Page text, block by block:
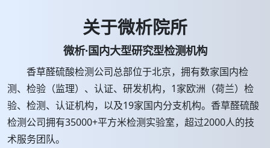
关于微析院所
微析·国内大型研究型检测机构
香草醛硫酸检测公司总部位于北京，拥有数家国内检
测、检验（监理）、认证、研发机构，1家欧洲（荷兰）检
验、检测、认证机构，以及19家国内分支机构。香草醛硫酸
检测公司拥有35000+平方米检测实验室，超过2000人的技
术服务团队。